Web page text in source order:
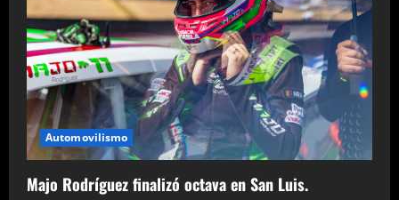
Automovilismo
Majo Rodríguez finalizó octava en San Luis.